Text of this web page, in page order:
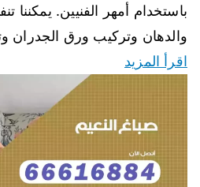
باستخدام أمهر الفنيين. يمكننا
والدهان وتركيب ورق الجدران
اقرأ المزيد